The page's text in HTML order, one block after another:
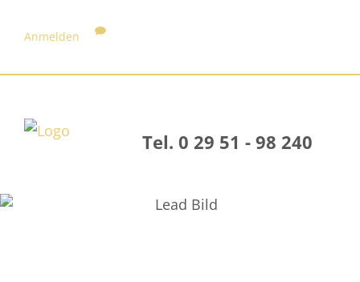
Anmelden
Tel. 0 29 51 - 98 240